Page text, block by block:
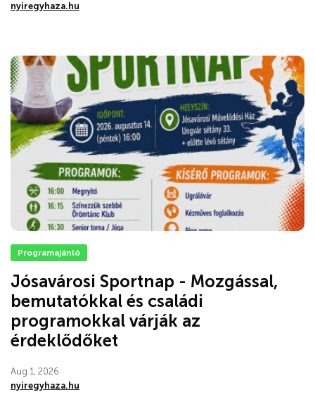
nyiregyhaza.hu
Programajánló
Jósavárosi Sportnap - Mozgással,
bemutatókkal és családi
programokkal várják az
érdeklődőket
Aug 1, 2026
nyiregyhaza.hu